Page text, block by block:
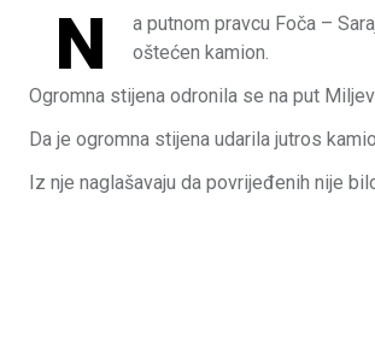
N
a putnom pravcu Foča –
oštećen kamion.
Ogromna stijena odronila se na put
Da je ogromna stijena udarila jutros
Iz nje naglašavaju da povrijeđenih nije